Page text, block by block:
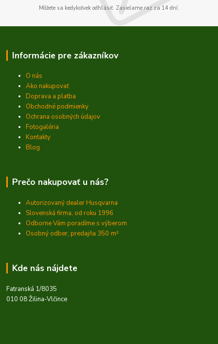
Môžete sa kedykoľvek odhlásiť. Zasielame raz za 14 dní.
Informácie pre zákazníkov
O nás
Ako nakupovať
Doprava a platba
Obchodné podmienky
Ochrana osobných údajov
Fotogaléria
Kontakty
Blog
Prečo nakupovať u nás?
Autorizovaný dealer Husqvarna
Slovenská firma, od roku 1996
Odborne Vám poradíme s výberom
Osobný odber, predajňa 350 m²
Kde nás nájdete
Fatranská 1/8035
010 08 Žilina-Vlčince